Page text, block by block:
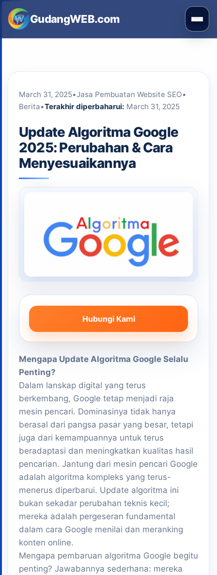
content
GudangWEB.com
Buka
March 31, 2025•Jasa Pembuatan Website SEO•
Berita•Terakhir diperbaharui: March 31, 2025
Update Algoritma Google
2025: Perubahan & Cara
Menyesuaikannya
Hubungi Kami
Mengapa Update Algoritma Google Selalu
Penting?
Dalam lanskap digital yang terus
berkembang, Google tetap menjadi raja
mesin pencari. Dominasinya tidak hanya
berasal dari pangsa pasar yang besar, tetapi
juga dari kemampuannya untuk terus
beradaptasi dan meningkatkan kualitas hasil
pencarian. Jantung dari mesin pencari Google
adalah algoritma kompleks yang terus-
menerus diperbarui. Update algoritma ini
bukan sekadar perubahan teknis kecil;
mereka adalah pergeseran fundamental
dalam cara Google menilai dan meranking
konten online.
Mengapa pembaruan algoritma Google begitu
penting? Jawabannya sederhana: mereka